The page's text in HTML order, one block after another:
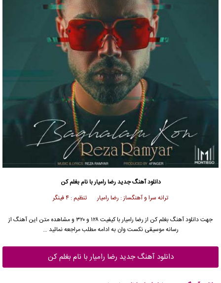
دانلود آهنگ جدیدرضا رامیاربا نام بغلم کن
ترانه سرا و آهنگساز : رضا رامیار تنظیم : ۴ فینگر
جهت دانلود آهنگ بغلم کن از رضا رامیار
با کیفیت ۱۲۸ و ۳۲۰ و مشاهده متن این آهنگ از
رسانه موسیقی نکست وان به ادامه مطلب مراجعه نمائید …
دانلود آهنگ جدید رضا رامیار با نام بغلم کن